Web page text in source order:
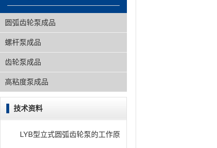
圆弧齿轮泵成品
螺杆泵成品
齿轮泵成品
高粘度泵成品
技术资料
LYB型立式圆弧齿轮泵的工作原